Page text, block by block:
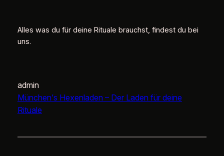
Alles was du für deine Rituale brauchst, findest du bei
uns.
admin
München’s Hexenladen – Der Laden für deine
Rituale